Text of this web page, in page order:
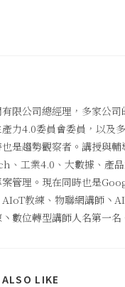
限公司總經理，多家公
力4.0委員會委員，以及
是趨勢觀察者。講授與輔
、工業4.0、大數據、產品
管理。現在同時也是
教練、物聯網講師丶
數位轉型講師人名第一名
LIKE